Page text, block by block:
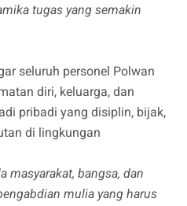
tugas yang semakin
seluruh personel Polwan
diri, keluarga, dan
pribadi yang disiplin, bijak,
di lingkungan
masyarakat, bangsa, dan
mulia yang harus